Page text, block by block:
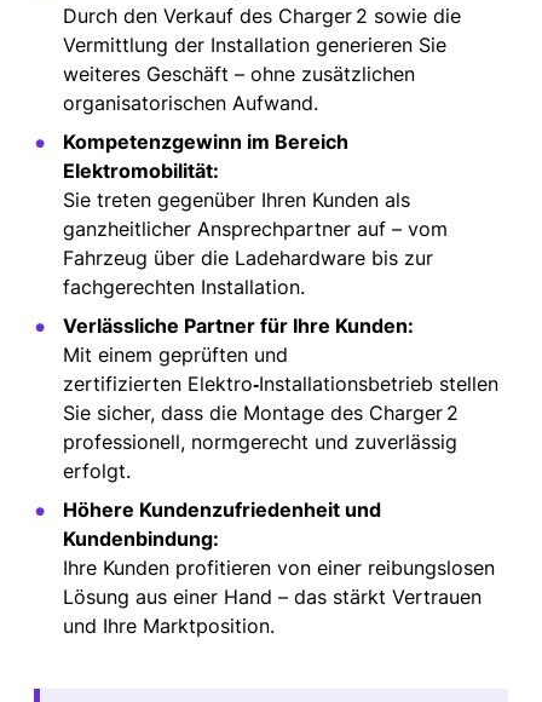
Durch den Verkauf des Charger 2 sowie die
Vermittlung der Installation generieren Sie
weiteres Geschäft – ohne zusätzlichen
organisatorischen Aufwand.
Kompetenzgewinn im Bereich
Elektromobilität:
Sie treten gegenüber Ihren Kunden als
ganzheitlicher Ansprechpartner auf – vom
Fahrzeug über die Ladehardware bis zur
fachgerechten Installation.
Verlässliche Partner für Ihre Kunden:
Mit einem geprüften und
zertifizierten Elektro‑Installationsbetrieb stellen
Sie sicher, dass die Montage des Charger 2
professionell, normgerecht und zuverlässig
erfolgt.
Höhere Kundenzufriedenheit und
Kundenbindung:
Ihre Kunden profitieren von einer reibungslosen
Lösung aus einer Hand – das stärkt Vertrauen
und Ihre Marktposition.